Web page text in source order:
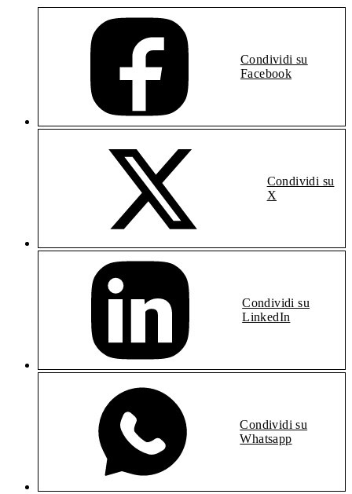
Condividi su
Facebook
Condividi su
X
Condividi su
LinkedIn
Condividi su
Whatsapp